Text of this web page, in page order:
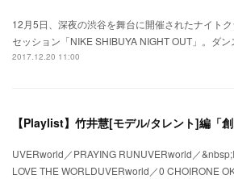
12月5日、深夜の渋谷を舞台に開催されたナイト
セッション「NIKE SHIBUYA NIGHT OUT」。ダ
2017.12.20 11:00
UVERworld／PRAYING RUNUVERworld／&nbsp;I
LOVE THE WORLDUVERworld／0 CHOIRONE